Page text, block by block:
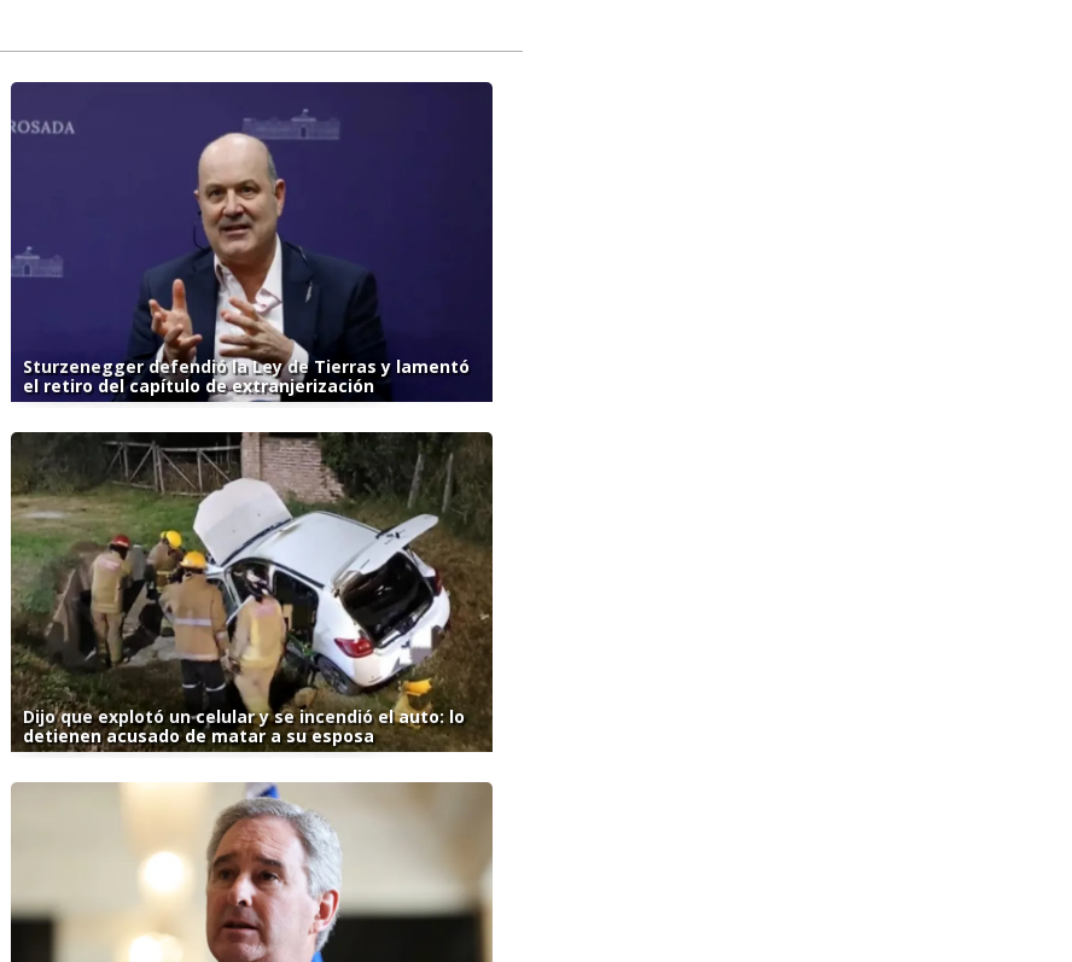
Sturzenegger defendió la Ley de Tierras y lamentó
el retiro del capítulo de extranjerización
Dijo que explotó un celular y se incendió el auto: lo
detienen acusado de matar a su esposa